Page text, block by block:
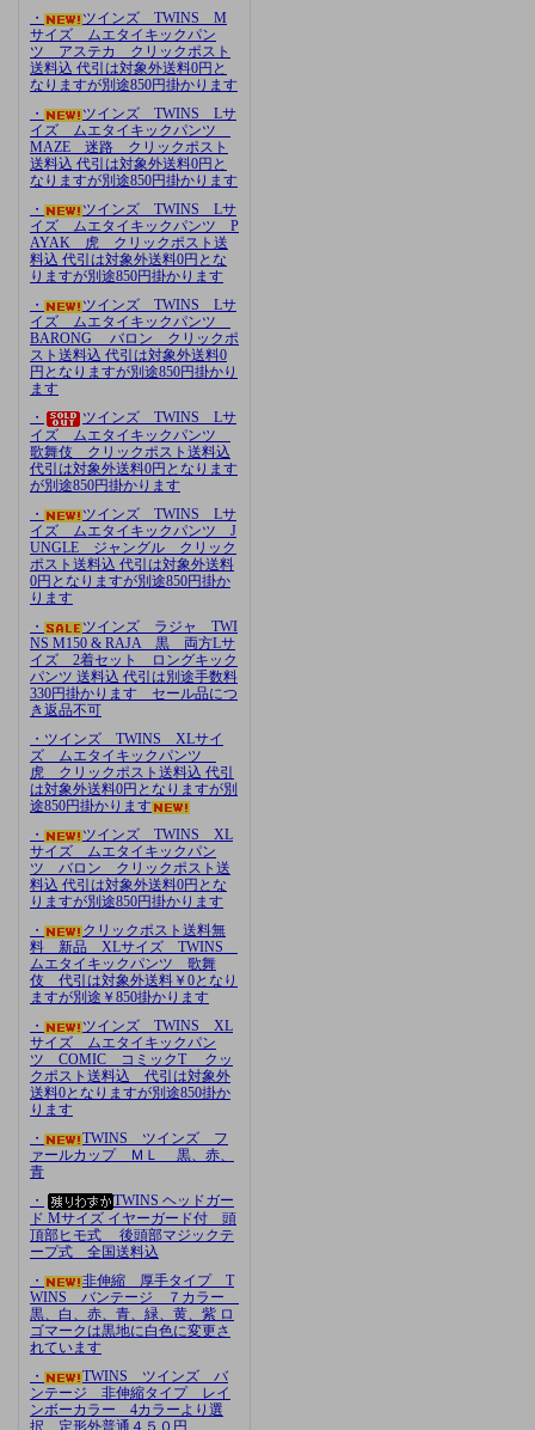
・
ツインズ TWINS M
サイズ ムエタイキックパン
ツ アステカ クリックポスト
送料込 代引は対象外送料0円と
なりますが別途850円掛かります
・
ツインズ TWINS Lサ
イズ ムエタイキックパンツ
MAZE 迷路 クリックポスト
送料込 代引は対象外送料0円と
なりますが別途850円掛かります
・
ツインズ TWINS Lサ
イズ ムエタイキックパンツ P
AYAK 虎 クリックポスト送
料込 代引は対象外送料0円とな
りますが別途850円掛かります
・
ツインズ TWINS Lサ
イズ ムエタイキックパンツ
BARONG バロン クリックポ
スト送料込 代引は対象外送料0
円となりますが別途850円掛かり
ます
・
ツインズ TWINS Lサ
イズ ムエタイキックパンツ
歌舞伎 クリックポスト送料込
代引は対象外送料0円となります
が別途850円掛かります
・
ツインズ TWINS Lサ
イズ ムエタイキックパンツ J
UNGLE ジャングル クリック
ポスト送料込 代引は対象外送料
0円となりますが別途850円掛か
ります
・
ツインズ ラジャ TWI
NS M150 & RAJA 黒 両方Lサ
イズ 2着セット ロングキック
パンツ 送料込 代引は別途手数料
330円掛かります セール品につ
き返品不可
・ツインズ TWINS XLサイ
ズ ムエタイキックパンツ
虎 クリックポスト送料込 代引
は対象外送料0円となりますが別
途850円掛かります
・
ツインズ TWINS XL
サイズ ムエタイキックパン
ツ バロン クリックポスト送
料込 代引は対象外送料0円とな
りますが別途850円掛かります
・
クリックポスト送料無
料 新品 XLサイズ TWINS
ムエタイキックパンツ 歌舞
伎 代引は対象外送料￥0となり
ますが別途￥850掛かります
・
ツインズ TWINS XL
サイズ ムエタイキックパン
ツ COMIC コミックT クッ
クポスト送料込 代引は対象外
送料0となりますが別途850掛か
ります
・
TWINS ツインズ フ
ァールカップ ＭＬ 黒、赤、
青
・
TWINS ヘッドガー
ド Mサイズ イヤーガード付 頭
頂部ヒモ式 後頭部マジックテ
ープ式 全国送料込
・
非伸縮 厚手タイプ T
WINS バンテージ ７カラー
黒、白、赤、青、緑、黄、紫 ロ
ゴマークは黒地に白色に変更さ
れています
・
TWINS ツインズ バ
ンテージ 非伸縮タイプ レイ
ンボーカラー 4カラーより選